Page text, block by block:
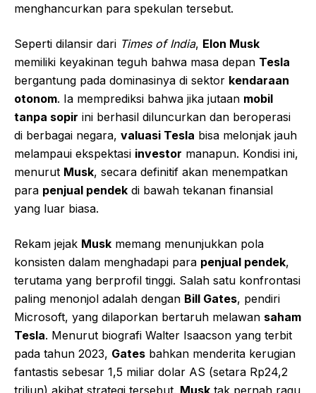
menghancurkan para spekulan tersebut.
Seperti dilansir dari Times of India, Elon Musk
memiliki keyakinan teguh bahwa masa depan Tesla
bergantung pada dominasinya di sektor kendaraan
otonom. Ia memprediksi bahwa jika jutaan mobil
tanpa sopir ini berhasil diluncurkan dan beroperasi
di berbagai negara, valuasi Tesla bisa melonjak jauh
melampaui ekspektasi investor manapun. Kondisi ini,
menurut Musk, secara definitif akan menempatkan
para penjual pendek di bawah tekanan finansial
yang luar biasa.
Rekam jejak Musk memang menunjukkan pola
konsisten dalam menghadapi para penjual pendek,
terutama yang berprofil tinggi. Salah satu konfrontasi
paling menonjol adalah dengan Bill Gates, pendiri
Microsoft, yang dilaporkan bertaruh melawan saham
Tesla. Menurut biografi Walter Isaacson yang terbit
pada tahun 2023, Gates bahkan menderita kerugian
fantastis sebesar 1,5 miliar dolar AS (setara Rp24,2
triliun) akibat strategi tersebut. Musk tak pernah ragu